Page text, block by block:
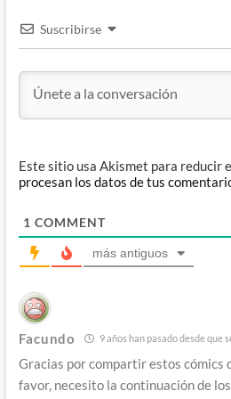
Suscribirse
Este sitio usa Akismet para reducir
procesan los datos de tus
1 COMMENT
más antiguos
Facundo 9 años han pasado desde que
Gracias por compartir estos cómics
favor, necesito la continuación de